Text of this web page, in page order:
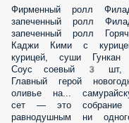
Фирменный ролл
запеченный ролл
запеченный ролл
Каджи Кими с
курицей, суши
Соус соевый 3
Главный герой
оливье на...
сет — это собрание
равнодушным ни